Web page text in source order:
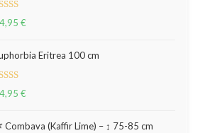
€
Eritrea 100 cm
€
Combava (Kaffir Lime) – ↕ 75-85 cm